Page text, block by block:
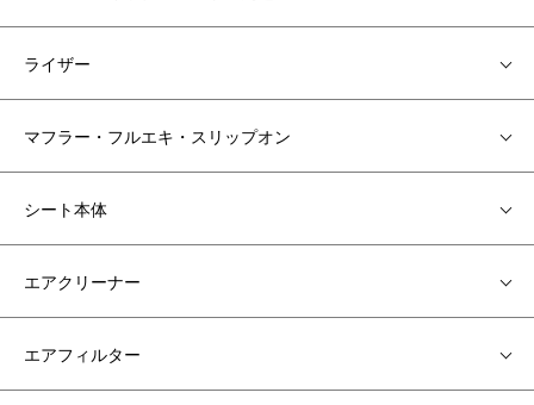
ライザー
マフラー・フルエキ・スリップオン
シート本体
エアクリーナー
エアフィルター